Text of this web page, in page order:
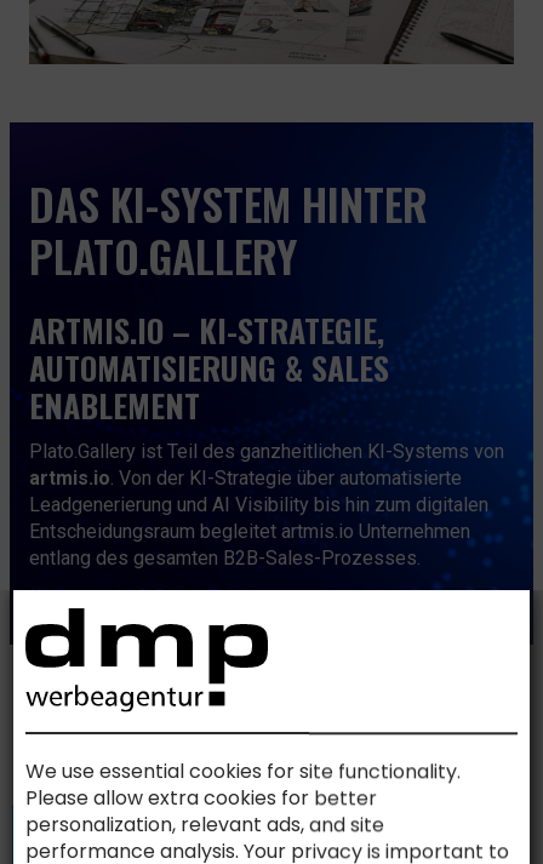
DAS KI-SYSTEM HINTER
PLATO.GALLERY
ARTMIS.IO – KI-STRATEGIE,
AUTOMATISIERUNG & SALES
ENABLEMENT
Plato.Gallery ist Teil des ganzheitlichen KI-Systems von
artmis.io. Von der KI-Strategie über automatisierte
Leadgenerierung und AI Visibility bis hin zum digitalen
Entscheidungsraum begleitet artmis.io Unternehmen
entlang des gesamten B2B-Sales-Prozesses.
KI-Strategie & Sales Enablement mit artmis.io
WARUM INDUSTRIEUNTERNEHMEN
PLATO.GALLERY EINSETZEN
Plato.Gallery unterstützt Unternehmen überall dort, wo
komplexe Produkte verständlich erklärt, internationale
Teams eingebunden und fundierte Kaufentscheidungen
We use essential cookies for site functionality.
Please allow extra cookies for better
personalization, relevant ads, and site
performance analysis. Your privacy is important to